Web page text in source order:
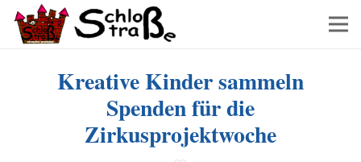
Kreative Kinder sammeln
Spenden für die
Zirkusprojektwoche